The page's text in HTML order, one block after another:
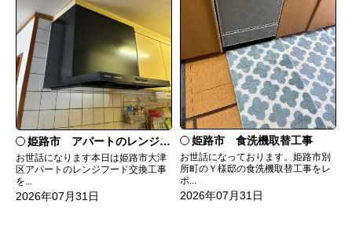
姫路市 アパートのレンジフード交換
お世話になります本日は姫路市大津
区アパートのレンジフード交換工事
を...
2026年07月31日
姫路市 食洗機取替工事
お世話になっております。姫路市別
所町のＹ様邸の食洗機取替工事をレ
ポ...
2026年07月31日